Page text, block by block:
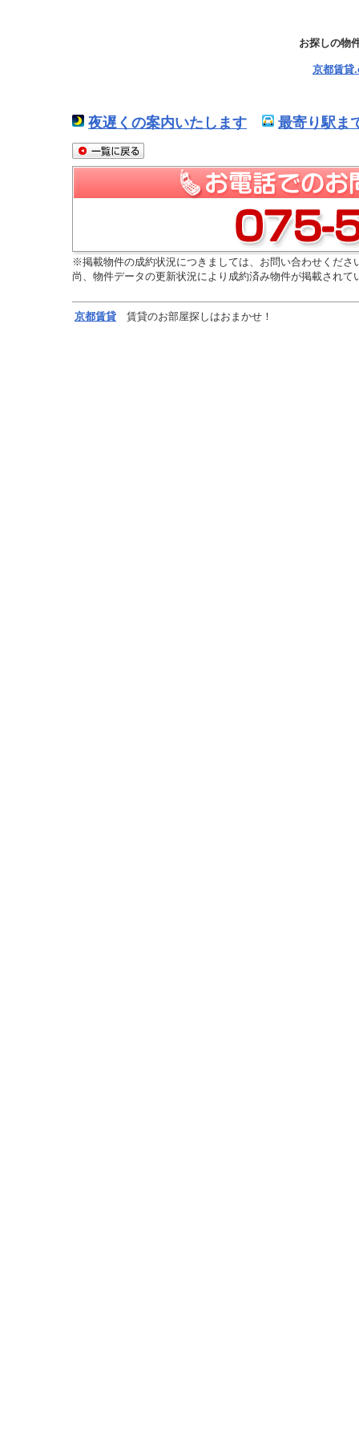
お探しの物
京都賃貸
夜遅くの案内いたします 最寄り駅ま
※掲載物件の成約状況につきましては、お問い合わせくださ
尚、物件データの更新状況により成約済み物件が掲載され
京都賃貸 賃貸のお部屋探しはおまかせ！